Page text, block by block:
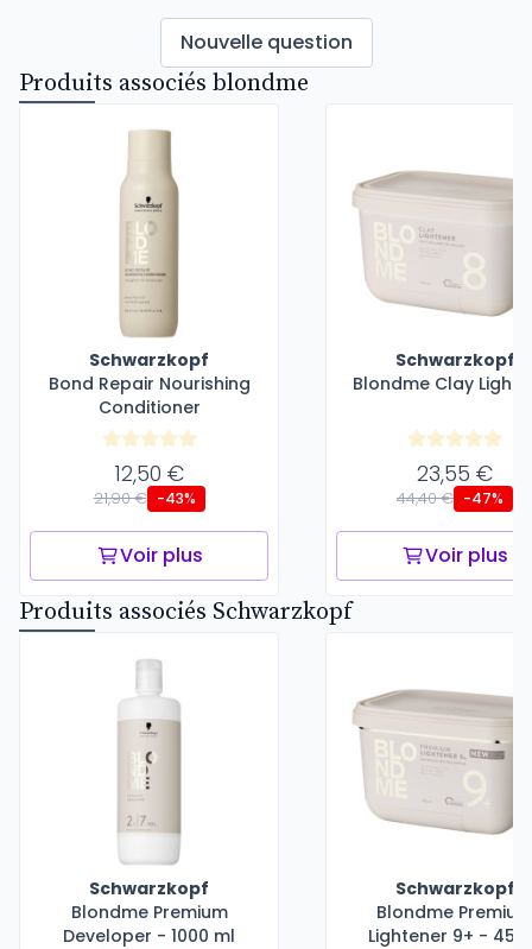
Nouvelle question
Produits associés blondme
Schwarzkopf
Bond Repair Nourishing
Conditioner
12,50 €
21,90 € -43%
Voir plus
Schwarzkopf
Blondme Clay
23,55 €
44,40 € -47%
Voir plus
Produits associés Schwarzkopf
Schwarzkopf
Blondme Premium
Developer - 1000 ml
Schwarzkopf
Blondme
Lightener 9+ - 450